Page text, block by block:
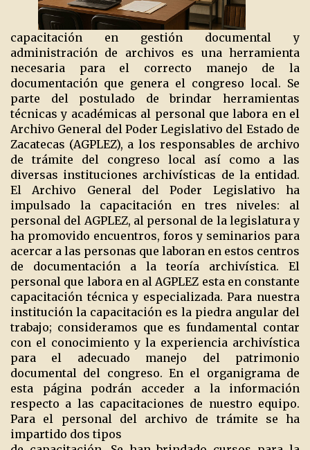
capacitación en gestión documental y
administración de archivos es una herramienta
necesaria para el correcto manejo de la
documentación que genera el congreso local. Se
parte del postulado de brindar herramientas
técnicas y académicas al personal que labora en el
Archivo General del Poder Legislativo del Estado de
Zacatecas (AGPLEZ), a los responsables de archivo
de trámite del congreso local así como a las
diversas instituciones archivísticas de la entidad.
El Archivo General del Poder Legislativo ha
impulsado la capacitación en tres niveles: al
personal del AGPLEZ, al personal de la legislatura y
ha promovido encuentros, foros y seminarios para
acercar a las personas que laboran en estos centros
de documentación a la teoría archivística. El
personal que labora en al AGPLEZ esta en constante
capacitación técnica y especializada. Para nuestra
institución la capacitación es la piedra angular del
trabajo; consideramos que es fundamental contar
con el conocimiento y la experiencia archivística
para el adecuado manejo del patrimonio
documental del congreso. En el organigrama de
esta página podrán acceder a la información
respecto a las capacitaciones de nuestro equipo.
Para el personal del archivo de trámite se ha
impartido dos tipos